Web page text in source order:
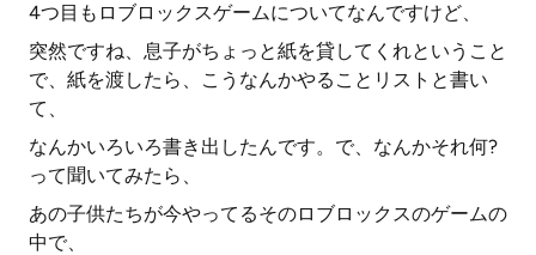
4つ目もロブロックスゲームについてなんですけど、
突然ですね、息子がちょっと紙を貸してくれということ
で、紙を渡したら、こうなんかやることリストと書い
て、
なんかいろいろ書き出したんです。で、なんかそれ何?
って聞いてみたら、
あの子供たちが今やってるそのロブロックスのゲームの
中で、